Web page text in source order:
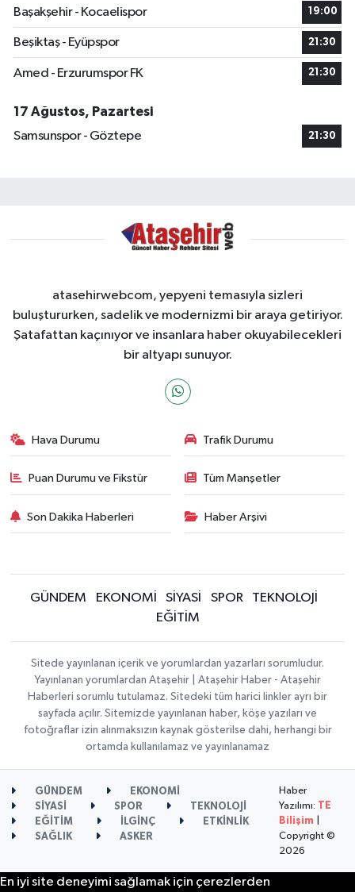
Başakşehir - Kocaelispor
19:00
Beşiktaş - Eyüpspor 21:30
Amed - Erzurumspor FK 21:30
17 Ağustos, Pazartesi
Samsunspor - Göztepe
21:30
atasehirwebcom, yepyeni temasıyla sizleri
buluştururken, sadelik ve modernizmi bir araya getiriyor.
Şatafattan kaçınıyor ve insanlara haber okuyabilecekleri
bir altyapı sunuyor.
Hava Durumu Trafik Durumu
Puan Durumu ve Fikstür Tüm Manşetler
Son Dakika Haberleri Haber Arşivi
GÜNDEM EKONOMİ SİYASİ SPOR
TEKNOLOJİ
EĞİTİM
Sitede yayınlanan içerik ve yorumlardan yazarları sorumludur.
Yayınlanan yorumlardan Ataşehir | Ataşehir Haber - Ataşehir
Haberleri sorumlu tutulamaz. Sitedeki tüm harici linkler ayrı bir
sayfada açılır. Sitemizde yayınlanan haber, köşe yazıları ve
fotoğraflar izin alınmaksızın kaynak gösterilse dahi, herhangi bir
ortamda kullanılamaz ve yayınlanamaz
GÜNDEM
EKONOMİ
SİYASİ
SPOR
TEKNOLOJİ
EĞİTİM
İLGİNÇ
ETKİNLİK
SAĞLIK
ASKER
Haber
Yazılımı: TE
Bilişim
Copyright ©
2026
En iyi site deneyimi sağlamak için çerezlerden